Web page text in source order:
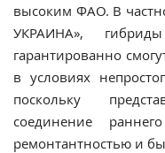
высоким ФАО. В
УКРАИНА»,
гарантированно
в условиях
поскольку
соединение
ремонтантностью и